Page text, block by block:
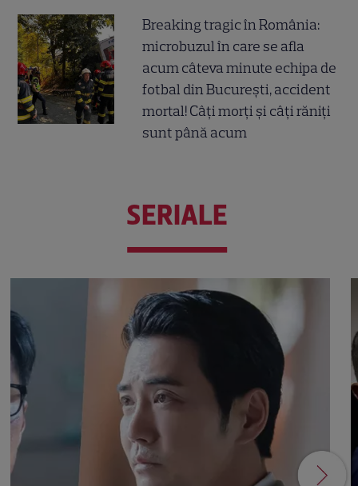
Breaking tragic în România:
microbuzul în care se afla
acum câteva minute echipa de
fotbal din București, accident
mortal! Câți morți și câți răniți
sunt până acum
SERIALE